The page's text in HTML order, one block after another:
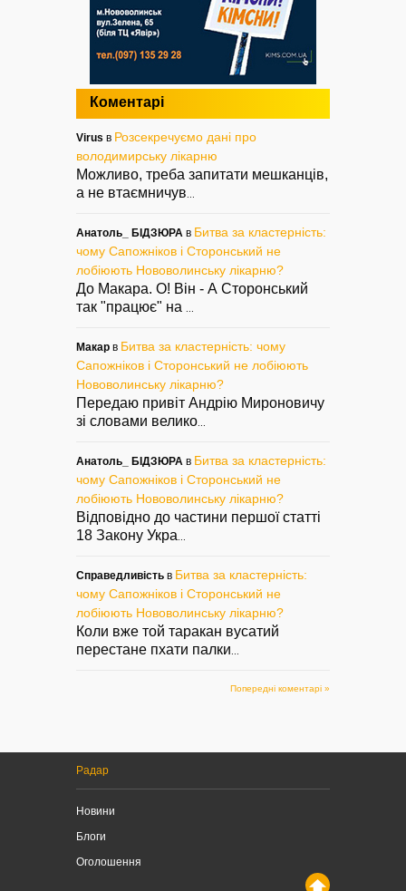
Коментарі
Virus в Розсекречуємо дані про
володимирську лікарню
Можливо, треба запитати мешканців,
а не втаємничув
Анатоль_ БІДЗЮРА в Битва за кластерність:
чому Сапожніков і Сторонський не
лобіюють Нововолинську лікарню?
До Макара. О! Він - А Сторонський
так "працює" на
Макар в Битва за кластерність: чому
Сапожніков і Сторонський не лобіюють
Нововолинську лікарню?
Передаю привіт Андрію Мироновичу
зі словами велико
Анатоль_ БІДЗЮРА в Битва за кластерність:
чому Сапожніков і Сторонський не
лобіюють Нововолинську лікарню?
Відповідно до частини першої статті
18 Закону Укра
Справедливість в Битва за кластерність:
чому Сапожніков і Сторонський не
лобіюють Нововолинську лікарню?
Коли вже той таракан вусатий
перестане пхати палки
Попередні коментарі »
Радар
Новини
Блоги
Оголошення